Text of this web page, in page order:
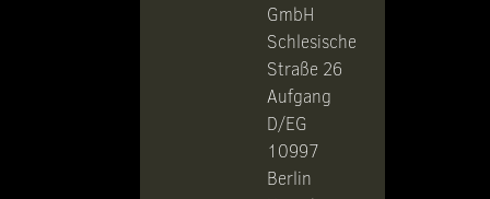
GmbH
Schlesische
Straße 26
Aufgang
D/EG
10997
Berlin